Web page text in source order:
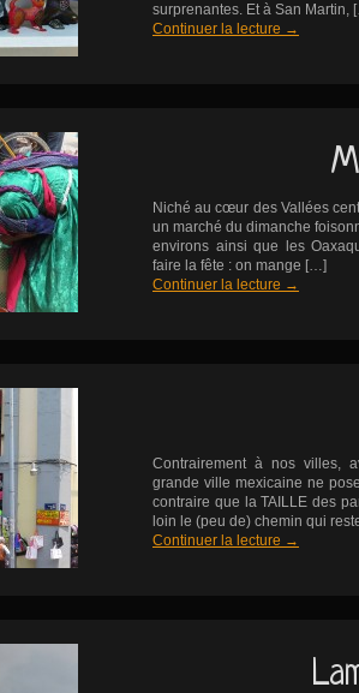
surprenantes. Et à San Martin,
Continuer la lecture →
Niché au cœur des Vallées
un marché du dimanche
environs ainsi que les
faire la fête : on mange […]
Continuer la lecture →
Contrairement à nos villes,
grande ville mexicaine ne
contraire que la TAILLE des
loin le (peu de) chemin qui
Continuer la lecture →